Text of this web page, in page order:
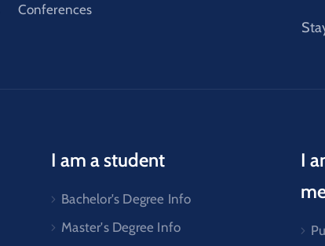
Conferences
I am a student
Bachelor's Degree Info
Master's Degree Info
I